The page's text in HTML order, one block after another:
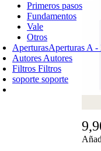
Primeros pasos
Fundamentos
Vale
Otros
AperturasAperturas A -
Autores Autores
Filtros Filtros
soporte soporte